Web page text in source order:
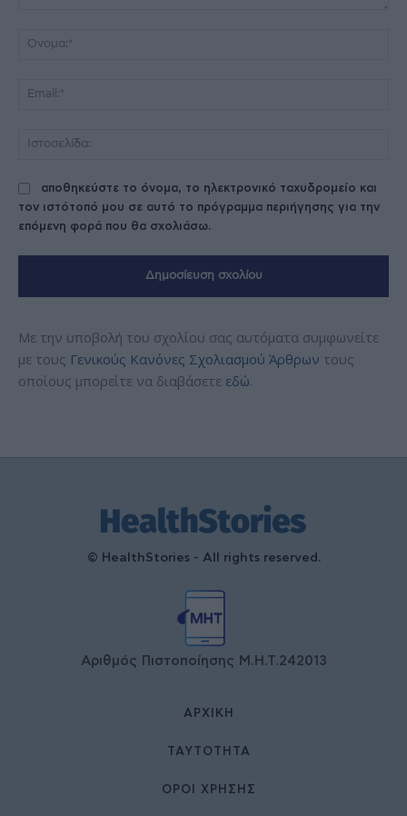
αποθηκεύστε το όνομα, το ηλεκτρονικό ταχυδρομείο και
τον ιστότοπό μου σε αυτό το πρόγραμμα περιήγησης για την
επόμενη φορά που θα σχολιάσω.
Με την υποβολή του σχολίου σας αυτόματα συμφωνείτε
με τους Γενικούς Κανόνες Σχολιασμού Άρθρων τους
οποίους μπορείτε να διαβάσετε εδώ.
© HealthStories - All rights reserved.
Αριθμός Πιστοποίησης Μ.Η.Τ.242013
ΑΡΧΙΚΉ
ΤΑΥΤΌΤΗΤΑ
ΌΡΟΙ ΧΡΉΣΗΣ